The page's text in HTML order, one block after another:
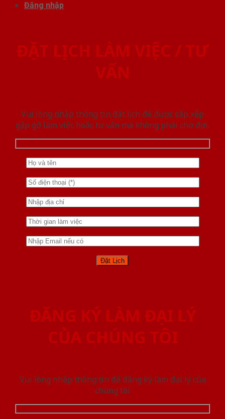
Đăng nhập
ĐẶT LỊCH LÀM VIỆC / TƯ
VẤN
Vui lòng nhập thông tin đặt lịch để được sắp xếp
gặp gỡ làm việc hoăc tư vấn mà không phải chờ đợi.
ĐĂNG KÝ LÀM ĐẠI LÝ
CỦA CHÚNG TÔI
Vui lòng nhập thông tin để đăng ký làm đại lý của
chúng tôi